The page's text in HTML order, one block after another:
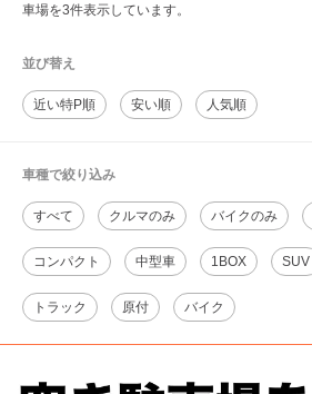
車場を3件表示しています。
並び替え
近い特P順 安い順 人気順
車種で絞り込み
すべて クルマのみ バイクのみ
コンパクト 中型車 1BOX SUV
トラック 原付 バイク